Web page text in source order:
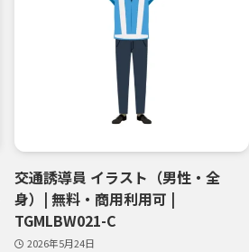
交通誘導員 イラスト（男性・全
身）| 無料・商用利用可 |
TGMLBW021-C
2026年5月24日